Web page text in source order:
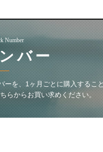
Number
バー
ーを、1ヶ月ごとに購入するこ
らからお買い求めください。